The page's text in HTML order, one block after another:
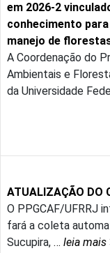
em 2026-2
conhecimento
manejo de
A Coordenação do
Ambientais e
da Universidade
ATUALIZAÇÃO DO
O PPGCAF/UFRRJ
fará a coleta
Sucupira, … leia mais